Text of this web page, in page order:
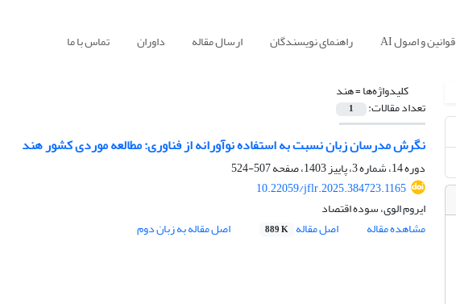
قوانین و اصول AI راهنمای نویسندگان ارسال مقاله داوران تماس با ما
کلیدواژه‌ها =هند
تعداد مقالات: 1
نگرش مدرسان زبان نسبت به استفاده نوآورانه‌ از فناوری: مطالعه موردی کشور هند
دوره 14، شماره 3، پاییز 1403، صفحه
507-524
10.22059/jflr.2025.384723.1165
ایروم الوی، سوده اقتصاد
مشاهده مقاله
اصل مقاله 889 K اصل مقاله به زبان دوم